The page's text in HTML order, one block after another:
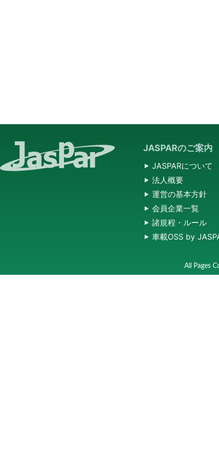
JASPARのご案内
JASPARについて
法人概要
運営の基本方針
会員企業一覧
諸規程・ルール
車載OSS by
All Pages